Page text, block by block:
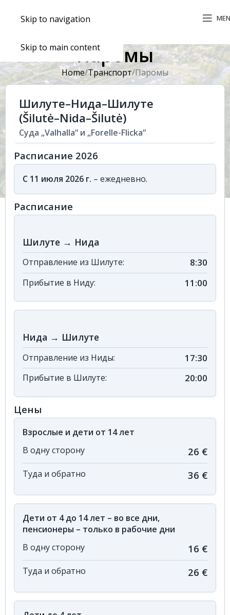
Skip to navigation
Skip to main contentПаромы
Home Транспорт Паромы
Шилуте–Нида–Шилуте
(Šilutė–Nida–Šilutė)
Суда „Valhalla“ и „Forelle-Flicka“
Расписание 2026
С 11 июля 2026 г. – ежедневно.
Расписание
Шилуте → Нида
Отправление из Шилуте: 8:30
Прибытие в Ниду: 11:00
Нида → Шилуте
Отправление из Ниды: 17:30
Прибытие в Шилуте: 20:00
Цены
Взрослые и дети от 14 лет
В одну сторону
26 €
Туда и обратно 36 €
Дети от 4 до 14 лет – во все дни,
пенсионеры – только в рабочие дни
В одну сторону
16 €
Туда и обратно 26 €